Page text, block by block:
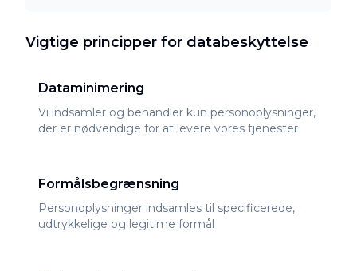
Vigtige principper for databeskyttelse
Dataminimering
Vi indsamler og behandler kun personoplysninger,
der er nødvendige for at levere vores tjenester
Formålsbegrænsning
Personoplysninger indsamles til specificerede,
udtrykkelige og legitime formål